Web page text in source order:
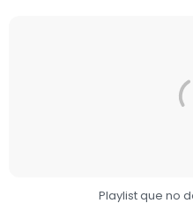
Playlist que no